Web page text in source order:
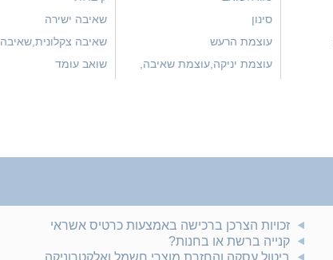
סינון
עוצמת הרעש
עוצמת יניקה,עוצמת שאיבה,
שאיבה ישירה
שאיבה צקלונית,שאיבה
צנטריפוגלית
שואב עומד
זכויות הצרכן ברכישה באמצעות כרטיס אשראי
קנייה ברשת או בחנות?
ביטול עסקה והחזרת מוצרי חשמל ואלקטרוניקה